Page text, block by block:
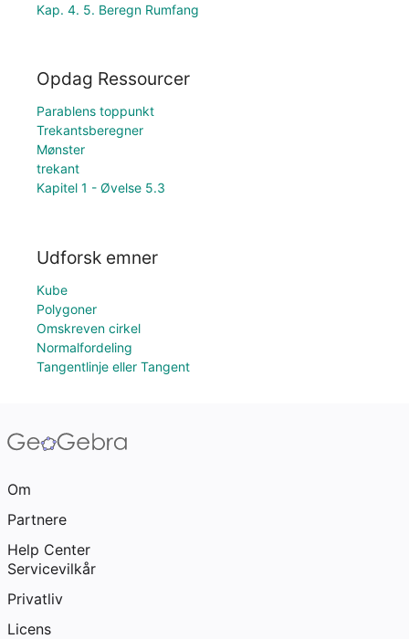
Kap. 4. 5. Beregn Rumfang
Opdag Ressourcer
Parablens toppunkt
Trekantsberegner
Mønster
trekant
Kapitel 1 - Øvelse 5.3
Udforsk emner
Kube
Polygoner
Omskreven cirkel
Normalfordeling
Tangentlinje eller Tangent
Om
Partnere
Help Center
Servicevilkår
Privatliv
Licens